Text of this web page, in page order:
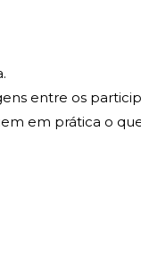
entre os
em prática o